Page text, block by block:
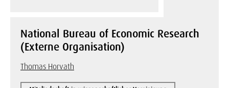
National Bureau of Economic Research
(Externe Organisation)
Thomas Horvath